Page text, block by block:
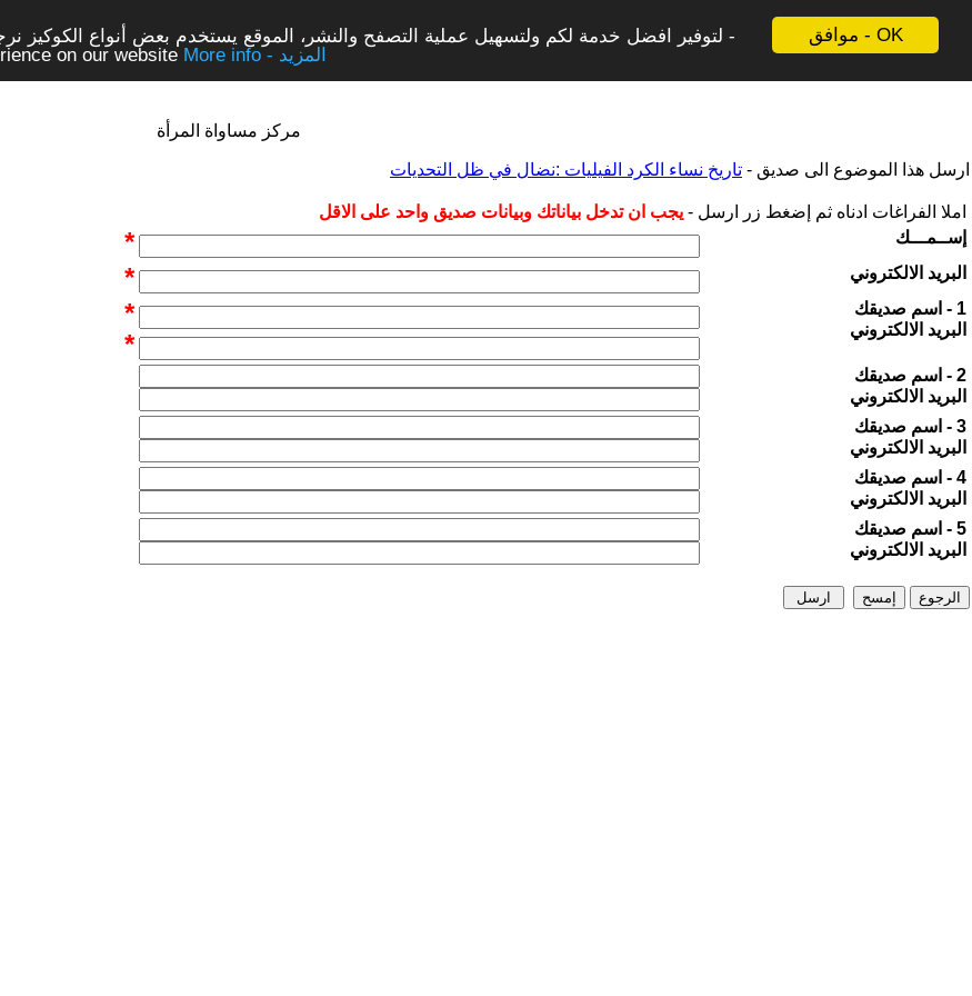
موافق - OK
لتوفير افضل خدمة لكم ولتسهيل عملية التصفح والنشر، الموقع يستخدم بعض أنواع الكوكيز
on our website
More info - المزيد
مركز مساواة المرأة
ارسل هذا الموضوع الى صديق - تاريخ نساء الكرد الفيليات :نضال في ظل التحديات
املا الفراغات ادناه ثم إضغط زر ارسل - يجب ان تدخل بياناتك وبيانات صديق واحد على الاقل
* إســمـــك
* البريد الالكتروني
*
*
1 - اسم صديقك
البريد الالكتروني
2 - اسم صديقك
البريد الالكتروني
3 - اسم صديقك
البريد الالكتروني
4 - اسم صديقك
البريد الالكتروني
5 - اسم صديقك
البريد الالكتروني